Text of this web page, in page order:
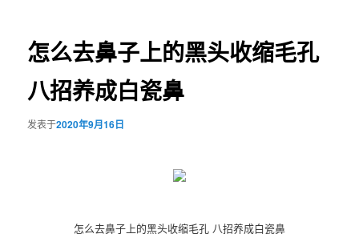
航
怎么去鼻子上的黑头收缩毛孔
八招养成白瓷鼻
发表于2020年9月16日
怎么去鼻子上的黑头收缩毛孔 八招养成白瓷鼻